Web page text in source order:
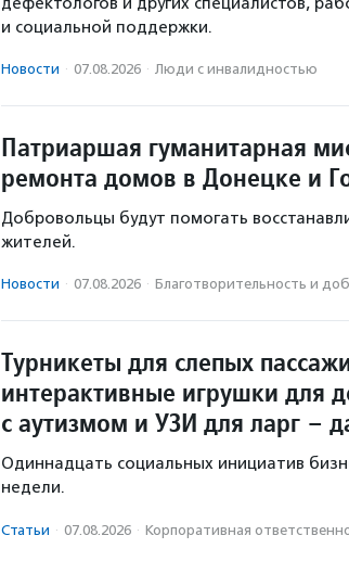
и социальной поддержки.
Новости · 07.08.2026 · Люди с инвалидностью
Патриаршая гуманитарная
ремонта домов в Донецке и
Добровольцы будут помогать
жителей.
Новости · 07.08.2026 · Благотвори­тель­ность и
Турникеты для слепых
интерактивные игрушки для
с аутизмом и УЗИ для ларг –
Одиннадцать социальных инициатив
недели.
Статьи · 07.08.2026 · Корпоративная